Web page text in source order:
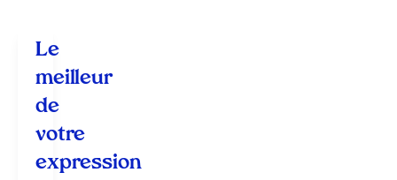
Le
meilleur
de
votre
expression